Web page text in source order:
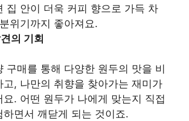
집 안이 더욱 커피 향으로 가득 차
위기까지 좋아져요.
의 기회
구매를 통해 다양한 원두의 맛을 비
고, 나만의 취향을 찾아가는 재미가
요. 어떤 원두가 나에게 맞는지 직접
하면서 깨닫게 되는 것이죠.